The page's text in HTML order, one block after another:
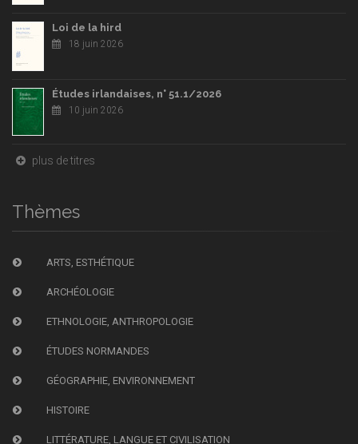
Loi de la hird
18 juin 2026
Études irlandaises, n° 51.1/2026
10 juin 2026
plus de titres
Thèmes
ARTS, ESTHÉTIQUE
ARCHÉOLOGIE
ETHNOLOGIE, ANTHROPOLOGIE
ÉTUDES NORMANDES
GÉOGRAPHIE, ENVIRONNEMENT
HISTOIRE
LITTÉRATURE, LANGUE ET CIVILISATION